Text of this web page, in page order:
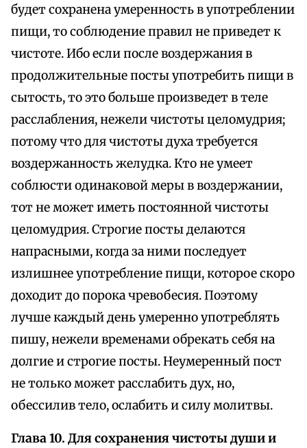
будет сохранена умеренность в употреблении
пищи, то соблюдение правил не приведет к
чистоте. Ибо если после воздержания в
продолжительные посты употребить пищи в
сытость, то это больше произведет в теле
расслабления, нежели чистоты целомудрия;
потому что для чистоты духа требуется
воздержанность желудка. Кто не умеет
соблюсти одинаковой меры в воздержании,
тот не может иметь постоянной чистоты
целомудрия. Строгие посты делаются
напрасными, когда за ними последует
излишнее употребление пищи, которое скоро
доходит до порока чревобесия. Поэтому
лучше каждый день умеренно употреблять
пишу, нежели временами обрекать себя на
долгие и строгие посты. Неумеренный пост
не только может расслабить дух, но,
обессилив тело, ослабить и силу молитвы.
Глава 10. Для сохранения чистоты души и